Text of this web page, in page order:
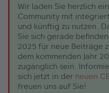
Wir laden Sie herzlich
Community mit
und künftig zu nutzen.
Sie sich gerade
2025 für neue Beiträge
dem kommenden Jahr
zugänglich sein.
sich jetzt in der neuen
freuen uns auf Sie!